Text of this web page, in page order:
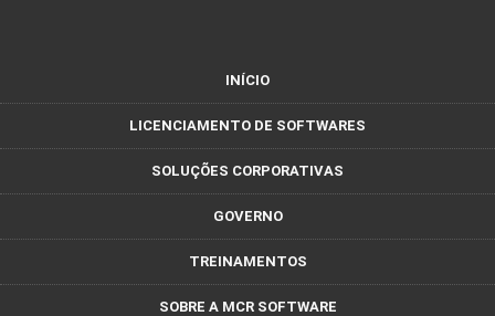
INÍCIO
LICENCIAMENTO DE SOFTWARES
SOLUÇÕES CORPORATIVAS
GOVERNO
TREINAMENTOS
SOBRE A MCR SOFTWARE